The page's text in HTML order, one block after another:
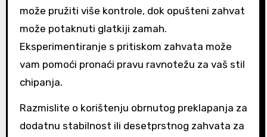
može pružiti više kontrole, dok opušteni zahvat
može potaknuti glatkiji zamah.
Eksperimentiranje s pritiskom zahvata može
vam pomoći pronaći pravu ravnotežu za vaš stil
chipanja.
Razmislite o korištenju obrnutog preklapanja za
dodatnu stabilnost ili desetprstnog zahvata za